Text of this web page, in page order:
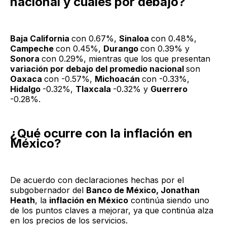
Baja California con 0.67%, Sinaloa con 0.48%,
Campeche con 0.45%, Durango con 0.39% y
Sonora con 0.29%, mientras que los que presentan
variación por debajo del promedio nacional son
Oaxaca con -0.57%, Michoacán con -0.33%,
Hidalgo -0.32%, Tlaxcala -0.32% y Guerrero
-0.28%.
¿Qué ocurre con la inflación en
México?
De acuerdo con declaraciones hechas por el
subgobernador del Banco de México, Jonathan
Heath, la inflación en México continúa siendo uno
de los puntos claves a mejorar, ya que continúa alza
en los precios de los servicios.